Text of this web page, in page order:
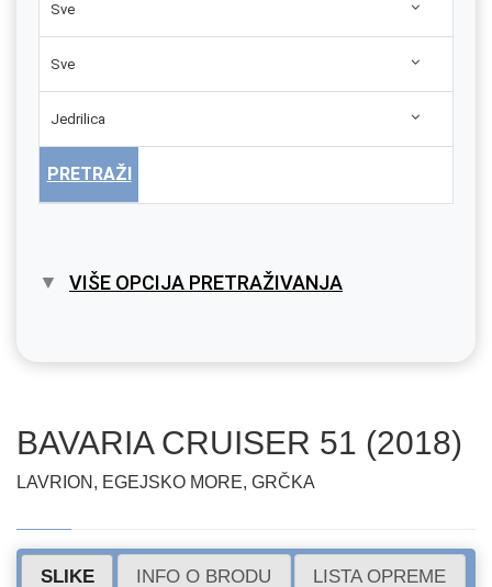
Sve
Sve
Jedrilica
PRETRAŽI
VIŠE OPCIJA PRETRAŽIVANJA
BAVARIA CRUISER 51 (2018)
LAVRION, EGEJSKO MORE, GRČKA
SLIKE INFO O BRODU LISTA OPREME